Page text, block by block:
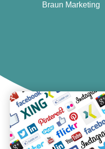
Braun Marketing